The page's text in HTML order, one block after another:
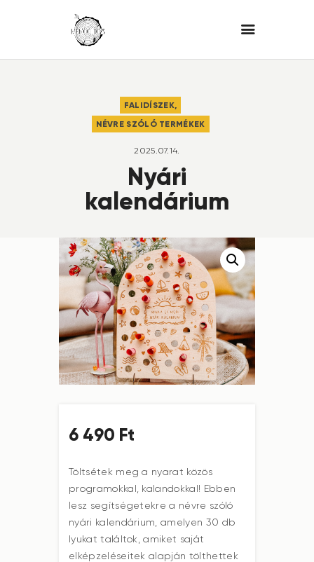
FALIDÍSZEK,
NÉVRE SZÓLÓ TERMÉKEK
2025.07.14.
Nyári
kalendárium
6 490 Ft
Töltsétek meg a nyarat közös
programokkal, kalandokkal! Ebben
lesz segítségetekre a névre szóló
nyári kalendárium, amelyen 30 db
lyukat találtok, amiket saját
elképzeléseitek alapján tölthettek